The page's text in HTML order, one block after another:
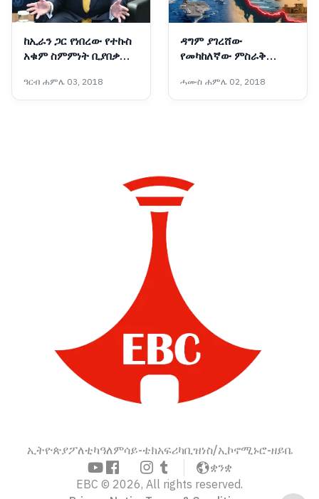
ከኢራን ጋር የነበረው የተኩስ
አቁም ስምምነት ቢያበቃም
ትወያያለች፦ ፕሬዝዳንት
ትራምፕ
ዓርብ ሐምሌ 03, 2018
ዳግም ያገረሸው
የመካከለኛው ምስራቅ
ሓሙስ ሐምሌ 02, 2018
ኢትዮጵያፖለቲካዓለምሳይ-ቴክአፍሪካቢዝነስ/ኢኮኖሚኑሮ-ዘይቤ
ቋንቋ
EBC © 2026, All rights reserved.